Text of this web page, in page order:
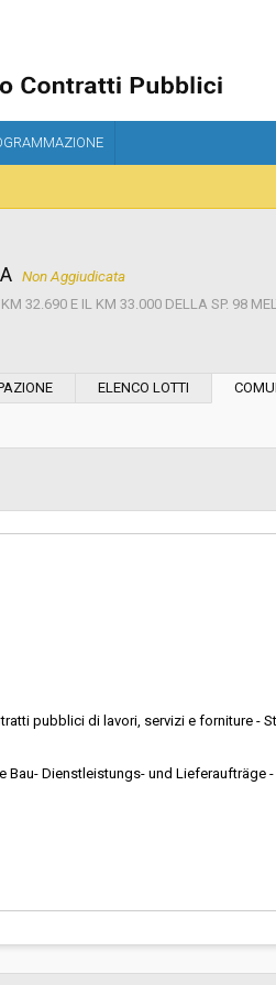
Non Aggiudicata
32.690 E IL KM 33.000 DELLA SP. 98
Svolgimento:
aggiudicatori:
ELENCO LOTTI
pubblici di lavori, servizi e forniture -
Dienstleistungs- und Lieferaufträge